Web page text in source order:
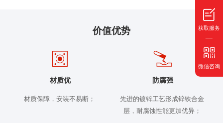
价值优势
材质优
材质保障，安装不易断；
防腐强
先进的镀锌工艺形成锌铁合金
层，耐腐蚀性能更加优异；
获取服务
微信咨询